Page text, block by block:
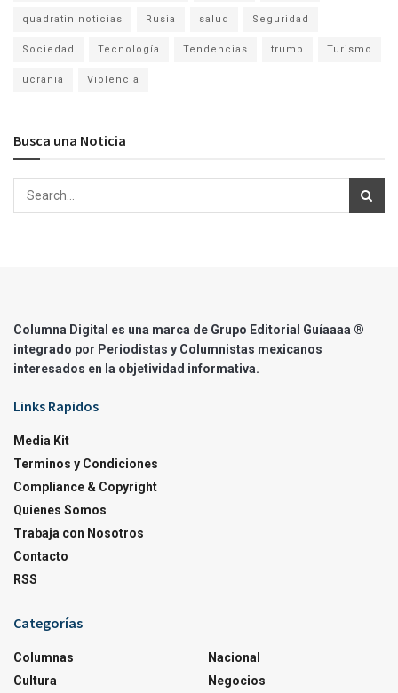
quadratin noticias Rusia salud Seguridad
Sociedad Tecnología Tendencias trump Turismo
ucrania Violencia
Busca una Noticia
Columna Digital es una marca de Grupo Editorial Guíaaaa ®
integrado por Periodistas y Columnistas mexicanos
interesados en la objetividad informativa.
Links Rapidos
Media Kit
Terminos y Condiciones
Compliance & Copyright
Quienes Somos
Trabaja con Nosotros
Contacto
RSS
Categorías
Columnas
Cultura
Nacional
Negocios